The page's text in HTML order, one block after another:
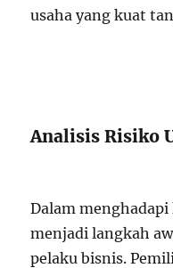
usaha yang kuat
Analisis Risiko
Dalam
menjadi langkah
pelaku bisnis.